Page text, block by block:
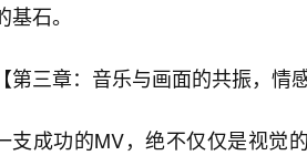
基石。
【第三章：音乐与画面的共振，
支成功的MV，绝不仅仅是视觉